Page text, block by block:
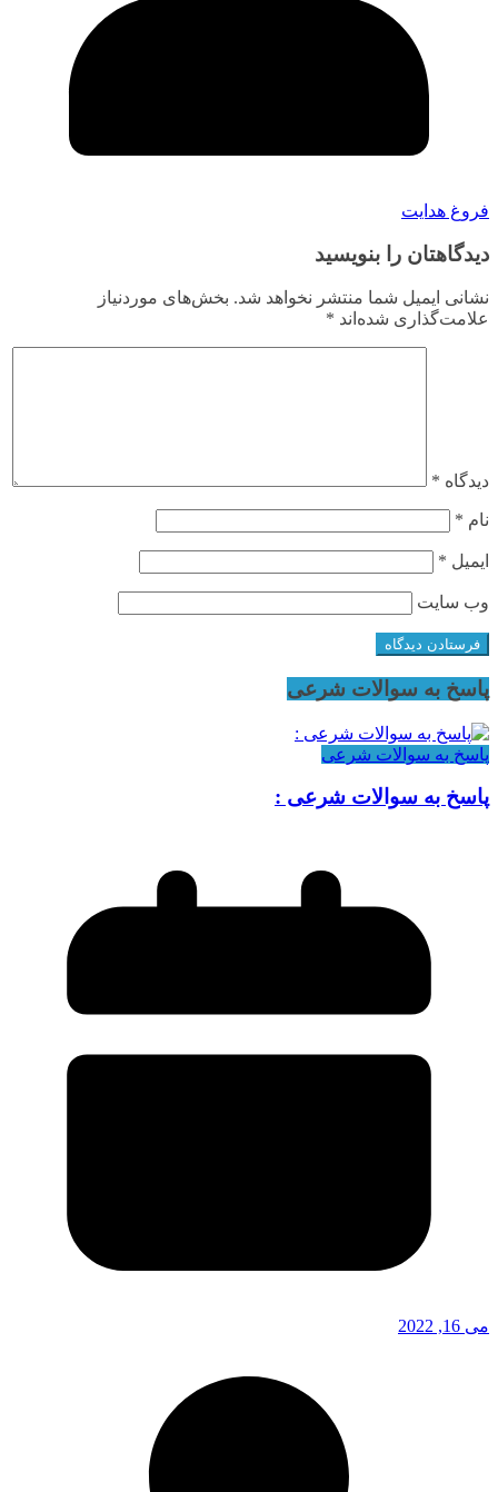
فروغ هدایت
دیدگاهتان را بنویسید
نشانی ایمیل شما منتشر نخواهد شد. بخش‌های موردنیاز
علامت‌گذاری شده‌اند *
دیدگاه *
نام *
ایمیل *
وب‌ سایت
پاسخ به سوالات شرعی
پاسخ به سوالات شرعی
پاسخ به سوالات شرعی :
می 16, 2022